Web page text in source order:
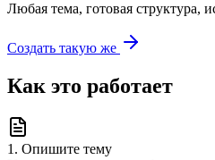
Любая тема, готовая
Создать такую же
Как это работает
1 . Опишите тему